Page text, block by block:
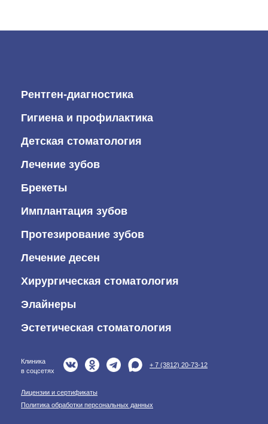
Рентген-диагностика
Гигиена и профилактика
Детская стоматология
Лечение зубов
Брекеты
Имплантация зубов
Протезирование зубов
Лечение десен
Хирургическая стоматология
Элайнеры
Эстетическая стоматология
Клиника
в соцсетях
+ 7 (3812) 20-73-12
Лицензии и сертификаты
Политика обработки персональных данных